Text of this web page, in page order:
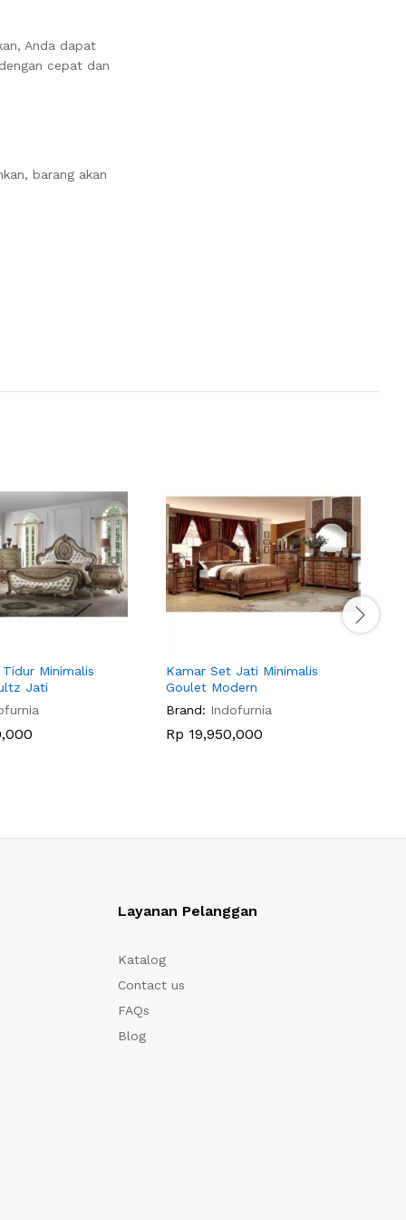
Anda dapat
cepat dan
barang akan
Minimalis
Jati
Kamar Set Jati Minimalis
Goulet Modern
Brand: Indofurnia
Rp 19,950,000
Layanan Pelanggan
Katalog
Contact us
FAQs
Blog